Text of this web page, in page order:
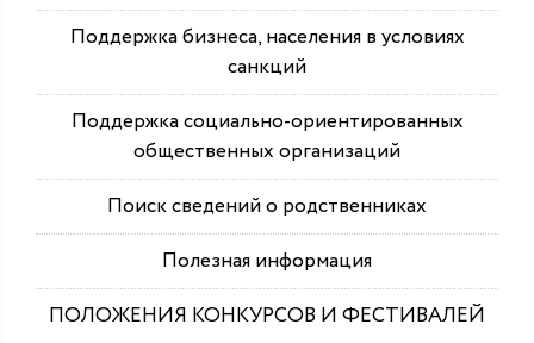
Поддержка бизнеса, населения в условиях
санкций
Поддержка социально-ориентированных
общественных организаций
Поиск сведений о родственниках
Полезная информация
ПОЛОЖЕНИЯ КОНКУРСОВ И ФЕСТИВАЛЕЙ